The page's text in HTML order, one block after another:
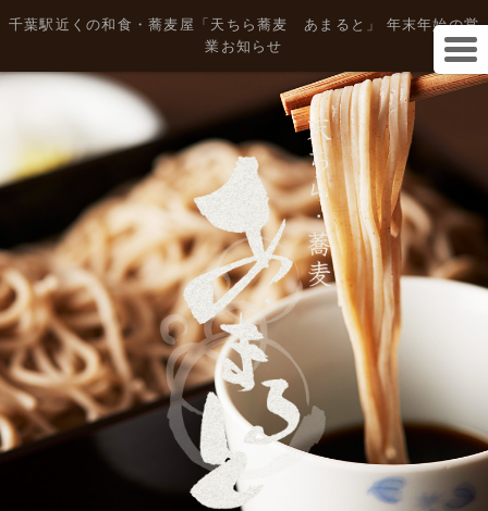
千葉駅近くの和食・蕎麦屋「天ちら蕎麦 あまると」 年末年始の営
業お知らせ